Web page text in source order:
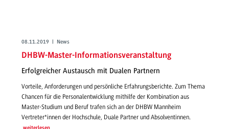
08.11.2019 | News
DHBW-Master-Informationsveranstaltung
Erfolgreicher Austausch mit Dualen Partnern
Vorteile, Anforderungen und persönliche Erfahrungsberichte. Zum Thema
Chancen für die Personalentwicklung mithilfe der Kombination aus
Master-Studium und Beruf trafen sich an der DHBW Mannheim
Vertreter*innen der Hochschule, Duale Partner und Absolventinnen.